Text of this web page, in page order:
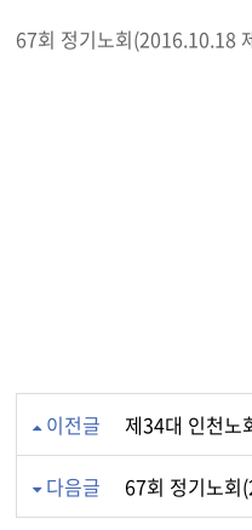
67회 정기노회(2016.10.18
이전글 제34대 인천노
다음글 67회 정기노회